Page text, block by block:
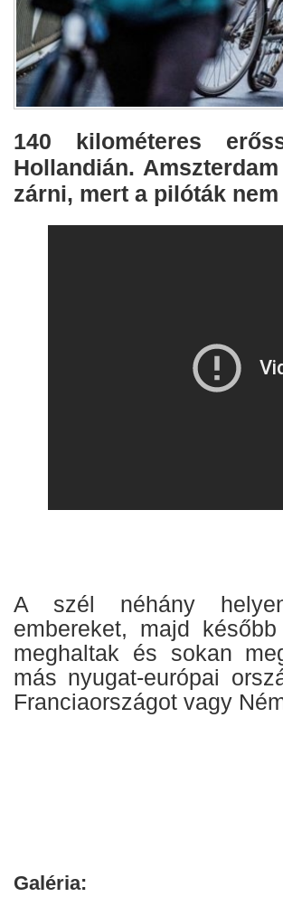
140 kilométeres
Hollandián.
zárni, mert a pilóták
A szél néhány
embereket, majd
meghaltak és sokan
más nyugat-európai
Franciaországot vagy
Galéria: